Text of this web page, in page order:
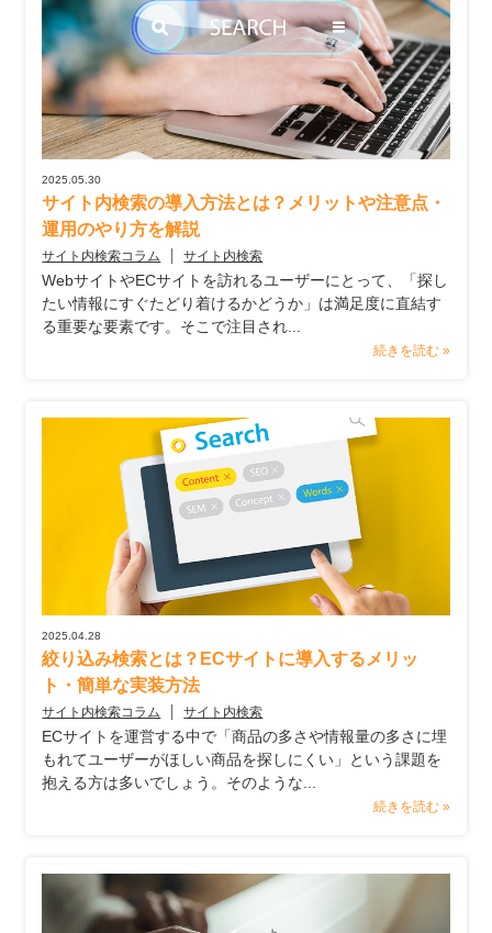
2025.05.30
サイト内検索の導入方法とは？メリットや注意点・
運用のやり方を解説
サイト内検索コラム サイト内検索
WebサイトやECサイトを訪れるユーザーにとって、「探し
たい情報にすぐたどり着けるかどうか」は満足度に直結す
る重要な要素です。そこで注目され...
続きを読む »
2025.04.28
絞り込み検索とは？ECサイトに導入するメリッ
ト・簡単な実装方法
サイト内検索コラム サイト内検索
ECサイトを運営する中で「商品の多さや情報量の多さに埋
もれてユーザーがほしい商品を探しにくい」という課題を
抱える方は多いでしょう。そのような...
続きを読む »